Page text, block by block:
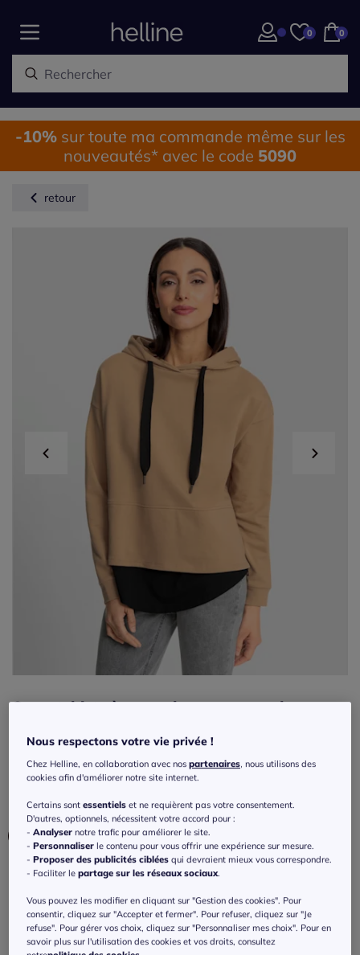
0 0
-10%sur toute ma commande même sur les
nouveautés* avec le code 5090
retour
Sweatshirts à capuche avec mancherons
Couleur :couleur chamois
Taille :
Veuillez sélectionner une taille
36 -épuisé Guide des tailles
Nous respectons votre vie privée !
Chez Helline, en collaboration avec nospartenaires, nous utilisons des
cookies afin d'améliorer notre site internet.
Certains sontessentiels et ne requièrent pas votre consentement.
D'autres, optionnels, nécessitent votre accord pour :
-Analyser notre trafic pour améliorer le site.
-Personnaliser le contenu pour vous offrir une expérience sur mesure.
-Proposer des publicités ciblées qui devraient mieux vous correspondre.
- Faciliter lepartage sur les réseaux sociaux.
Vous pouvez les modifier en cliquant sur "Gestion des cookies". Pour
consentir, cliquez sur "Accepter et fermer". Pour refuser, cliquez sur "Je
refuse". Pour gérer vos choix, cliquez sur "Personnaliser mes choix". Pour en
savoir plus sur l'utilisation des cookies et vos droits, consultez